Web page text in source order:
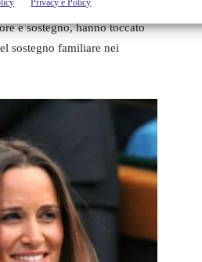
promettendo di
e sostegno, hanno toccato
sostegno familiare nei